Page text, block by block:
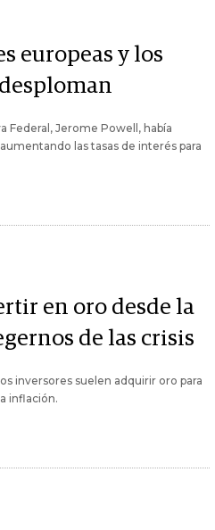
europeas y los
Federal, Jerome Powell, había
las tasas de interés para
en oro desde la
de las crisis
inversores suelen adquirir oro para
inflación.